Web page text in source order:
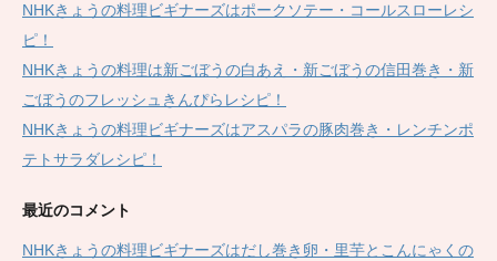
NHKきょうの料理ビギナーズはポークソテー・コールスローレシ
ピ！
NHKきょうの料理は新ごぼうの白あえ・新ごぼうの信田巻き・新
ごぼうのフレッシュきんぴらレシピ！
NHKきょうの料理ビギナーズはアスパラの豚肉巻き・レンチンポ
テトサラダレシピ！
最近のコメント
NHKきょうの料理ビギナーズはだし巻き卵・里芋とこんにゃくの